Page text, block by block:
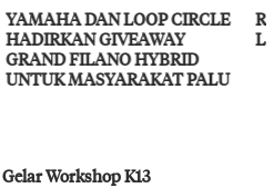
RS Pendidikan Untad Gelar
Layanan Kesehatan Gratis
Workshop K13